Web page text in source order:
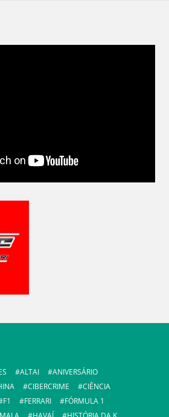
ALTAI
ANIVERSÁRIO
CIBERCRIME
CIÊNCIA
F1 FERRARI
FÓRMULA 1